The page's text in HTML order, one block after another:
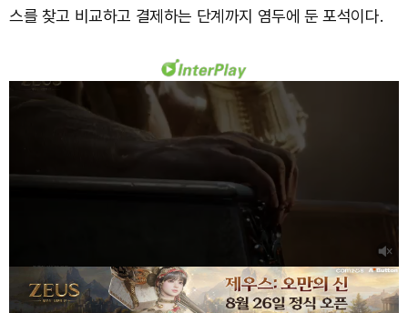
스를 찾고 비교하고 결제하는 단계까지 염두에 둔 포석이다.